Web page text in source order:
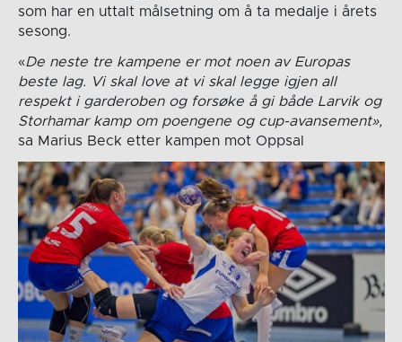
som har en uttalt målsetning om å ta medalje i årets
sesong.
«De neste tre kampene er mot noen av Europas
beste lag. Vi skal love at vi skal legge igjen all
respekt i garderoben og forsøke å gi både Larvik og
Storhamar kamp om poengene og cup-avansement»,
sa Marius Beck etter kampen mot Oppsal